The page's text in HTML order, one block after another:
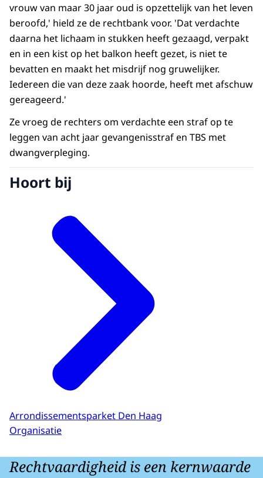
vrouw van maar 30 jaar oud is opzettelijk van het leven
beroofd,' hield ze de rechtbank voor. 'Dat verdachte
daarna het lichaam in stukken heeft gezaagd, verpakt
en in een kist op het balkon heeft gezet, is niet te
bevatten en maakt het misdrijf nog gruwelijker.
Iedereen die van deze zaak hoorde, heeft met afschuw
gereageerd.'
Ze vroeg de rechters om verdachte een straf op te
leggen van acht jaar gevangenisstraf en TBS met
dwangverpleging.
Hoort bij
Arrondissementsparket Den Haag
Organisatie
Rechtvaardigheid is een kernwaarde